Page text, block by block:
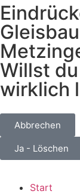
Willst
wirklich
Abbrechen
Ja - Löschen
Start